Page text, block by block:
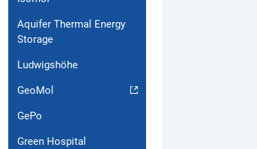
Aquifer Thermal Energy
Storage
Ludwigshöhe
GeoMol
GePo
Green Hospital